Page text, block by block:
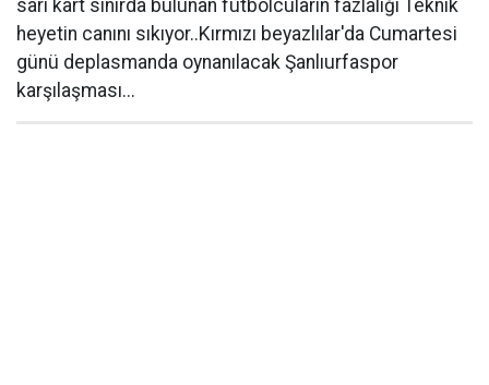
sarı kart sınırda bulunan futbolcuların fazlalığı Teknik
heyetin canını sıkıyor..Kırmızı beyazlılar'da Cumartesi
günü deplasmanda oynanılacak Şanlıurfaspor
karşılaşması...